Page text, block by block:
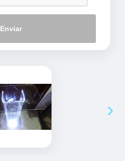
Enviar
›